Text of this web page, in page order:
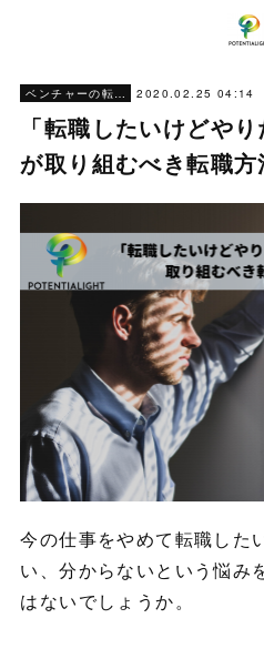
ベンチャーの転職ノウハウ 2020.02.25 04:14
「転職したいけどや
が取り組むべき転職方
今の仕事をやめて転職した
い、分からないという悩み
はないでしょうか。